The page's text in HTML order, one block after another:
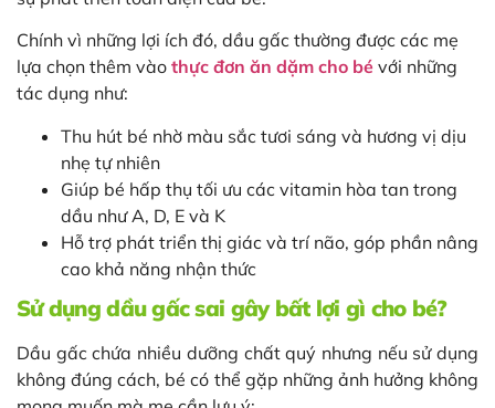
Chính vì những lợi ích đó, dầu gấc thường được các mẹ
lựa chọn thêm vào thực đơn ăn dặm cho bé với những
tác dụng như:
Thu hút bé nhờ màu sắc tươi sáng và hương vị dịu
nhẹ tự nhiên
Giúp bé hấp thụ tối ưu các vitamin hòa tan trong
dầu như A, D, E và K
Hỗ trợ phát triển thị giác và trí não, góp phần nâng
cao khả năng nhận thức
Sử dụng dầu gấc sai gây bất lợi gì cho bé?
Dầu gấc chứa nhiều dưỡng chất quý nhưng nếu sử dụng
không đúng cách, bé có thể gặp những ảnh hưởng không